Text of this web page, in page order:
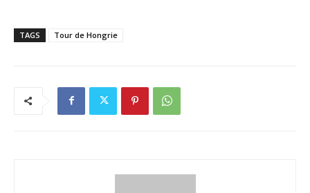
TAGS Tour de Hongrie